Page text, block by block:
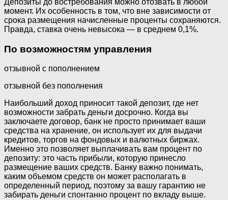
Депозиты до востребования можно отозвать в любой
момент. Их особенность в том, что вне зависимости от
срока размещения начисленные проценты сохраняются.
Правда, ставка очень невысока — в среднем 0,1%.
По возможностям управления
отзывной с пополнением
отзывной без пополнения
Наибольший доход приносит такой депозит, где нет
возможности забрать деньги досрочно. Когда вы
заключаете договор, банк не просто принимает ваши
средства на хранение, он использует их для выдачи
кредитов, торгов на фондовых и валютных биржах.
Именно это позволяет выплачивать вам процент по
депозиту: это часть прибыли, которую принесло
размещение ваших средств. Банку важно понимать,
каким объемом средств он может располагать в
определенный период, поэтому за вашу гарантию не
забирать деньги спонтанно процент по вкладу выше.